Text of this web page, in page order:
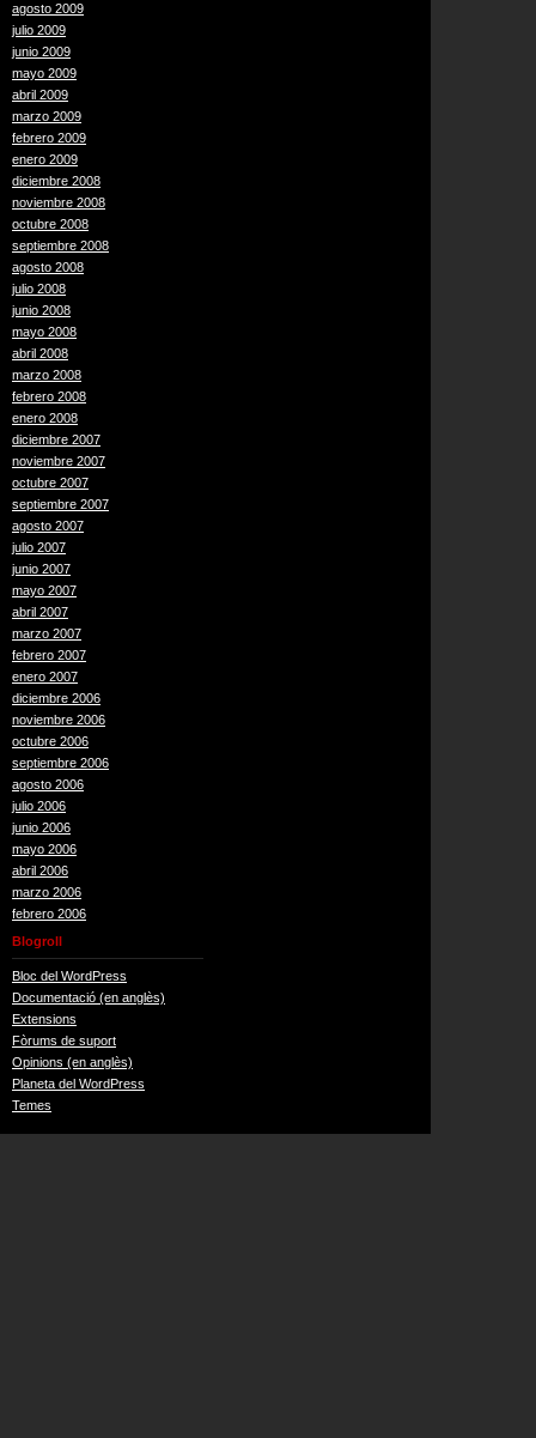
agosto 2009
julio 2009
junio 2009
mayo 2009
abril 2009
marzo 2009
febrero 2009
enero 2009
diciembre 2008
noviembre 2008
octubre 2008
septiembre 2008
agosto 2008
julio 2008
junio 2008
mayo 2008
abril 2008
marzo 2008
febrero 2008
enero 2008
diciembre 2007
noviembre 2007
octubre 2007
septiembre 2007
agosto 2007
julio 2007
junio 2007
mayo 2007
abril 2007
marzo 2007
febrero 2007
enero 2007
diciembre 2006
noviembre 2006
octubre 2006
septiembre 2006
agosto 2006
julio 2006
junio 2006
mayo 2006
abril 2006
marzo 2006
febrero 2006
Blogroll
Bloc del WordPress
Documentació (en anglès)
Extensions
Fòrums de suport
Opinions (en anglès)
Planeta del WordPress
Temes